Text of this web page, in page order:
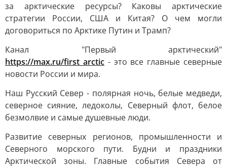
за арктические ресурсы? Каковы арктические
стратегии России, США и Китая? О чем могли
договориться по Арктике Путин и Трамп?
Канал "Первый арктический"
https://max.ru/first_arctic - это все главные северные
новости России и мира.
Наш Русский Север - полярная ночь, белые медведи,
северное сияние, ледоколы, Северный флот, белое
безмолвие и самые душевные люди.
Развитие северных регионов, промышленности и
Северного морского пути. Будни и праздники
Арктической зоны. Главные события Севера от